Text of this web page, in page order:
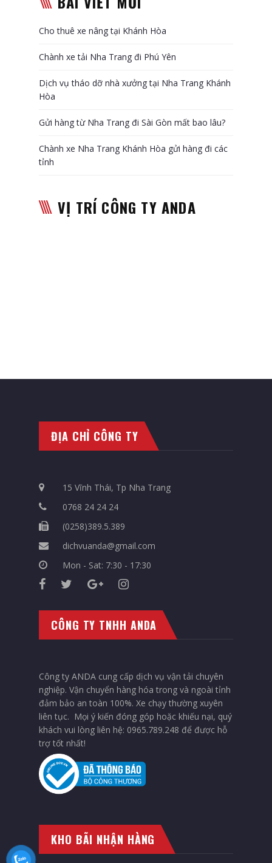
Cho thuê xe nâng tại Khánh Hòa
Chành xe tải Nha Trang đi Phú Yên
Dịch vụ tháo dỡ nhà xưởng tại Nha Trang Khánh
Hòa
Gửi hàng từ Nha Trang đi Sài Gòn mất bao lâu?
Chành xe Nha Trang Khánh Hòa gửi hàng đi các
tỉnh
VỊ TRÍ CÔNG TY ANDA
ĐỊA CHỈ CÔNG TY
15 Vĩnh Thái, Tp Nha Trang
0768 24 24 24
(0258)389.5.389
dichvuanda@gmail.com
Mon - Sat: 7:30 - 17:30
CÔNG TY TNHH ANDA
Công ty ANDA cung cấp dịch vụ vận tải chuyên
nghiệp. Vận chuyển hàng hóa trong và ngoài tỉnh
đảm bảo an toàn 100%. Xe chạy thường xuyên
liên tục. Mọi ý kiến đóng góp hoặc khiếu nại, quý
khách vui lòng liên hệ: 0965.789.248 để được hỗ
trợ tốt nhất!
KHO BÃI NHẬN HÀNG